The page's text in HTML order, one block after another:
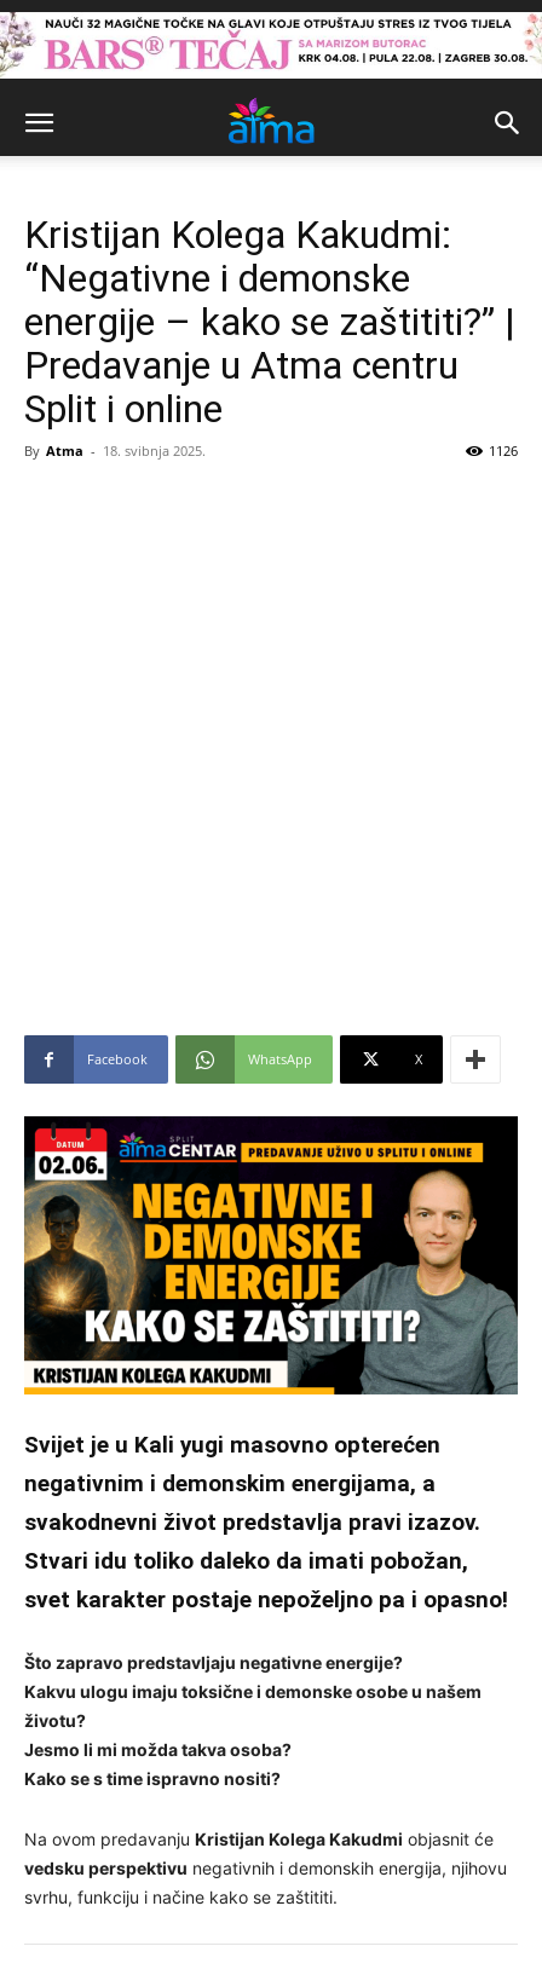
Kristijan Kolega Kakudmi:
“Negativne i demonske
energije – kako se zaštititi?” |
Predavanje u Atma centru
Split i online
By Atma - 18. svibnja 2025. 1126
Facebook WhatsApp X
Svijet je u Kali yugi masovno opterećen
negativnim i demonskim energijama, a
svakodnevni život predstavlja pravi izazov.
Stvari idu toliko daleko da imati pobožan,
svet karakter postaje nepoželjno pa i opasno!
Što zapravo predstavljaju negativne energije?
Kakvu ulogu imaju toksične i demonske osobe u našem
životu?
Jesmo li mi možda takva osoba?
Kako se s time ispravno nositi?
Na ovom predavanju Kristijan Kolega Kakudmi objasnit će
vedsku perspektivu negativnih i demonskih energija, njihovu
svrhu, funkciju i načine kako se zaštititi.